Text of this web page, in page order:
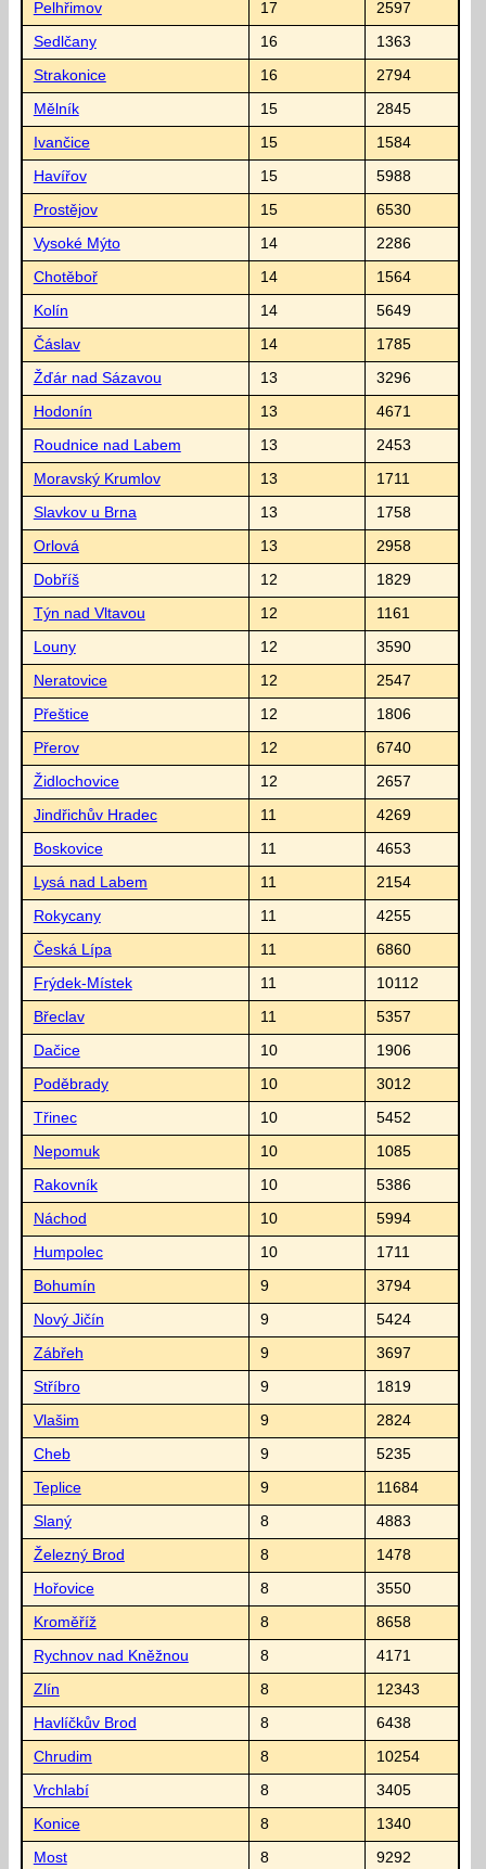
Pelhřimov 17 2597
Sedlčany 16 1363
Strakonice 16 2794
Mělník 15 2845
Ivančice 15 1584
Havířov 15 5988
Prostějov 15 6530
Vysoké Mýto 14 2286
Chotěboř 14 1564
Kolín 14 5649
Čáslav 14 1785
Žďár nad Sázavou 13 3296
Hodonín 13 4671
Roudnice nad Labem 13 2453
Moravský Krumlov 13 1711
Slavkov u Brna 13 1758
Orlová 13 2958
Dobříš 12 1829
Týn nad Vltavou 12 1161
Louny 12 3590
Neratovice 12 2547
Přeštice 12 1806
Přerov 12 6740
Židlochovice 12 2657
Jindřichův Hradec 11 4269
Boskovice 11 4653
Lysá nad Labem 11 2154
Rokycany 11 4255
Česká Lípa 11 6860
Frýdek-Místek 11 10112
Břeclav 11 5357
Dačice 10 1906
Poděbrady 10 3012
Třinec 10 5452
Nepomuk 10 1085
Rakovník 10 5386
Náchod 10 5994
Humpolec 10 1711
Bohumín 9 3794
Nový Jičín 9 5424
Zábřeh 9 3697
Stříbro 9 1819
Vlašim 9 2824
Cheb 9 5235
Teplice 9 11684
Slaný 8 4883
Železný Brod 8 1478
Hořovice 8 3550
Kroměříž 8 8658
Rychnov nad Kněžnou 8 4171
Zlín 8 12343
Havlíčkův Brod 8 6438
Chrudim 8 10254
Vrchlabí 8 3405
Konice 8 1340
Most 8 9292